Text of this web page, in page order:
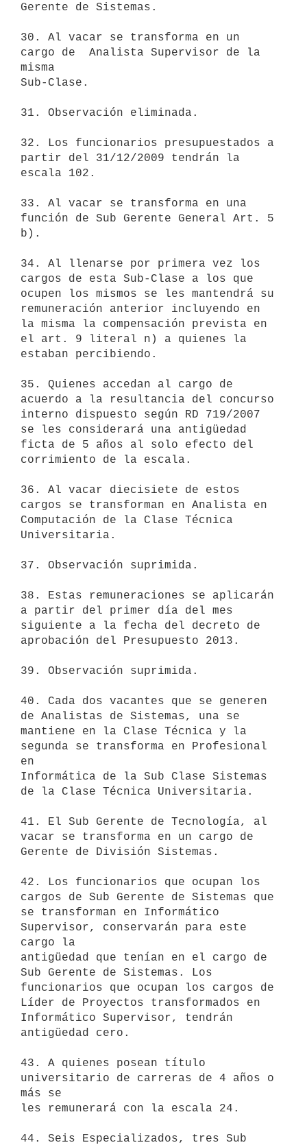
Gerente de Sistemas.
30. Al vacar se transforma en un
cargo de  Analista Supervisor de la
misma
Sub-Clase.
31. Observación eliminada.
32. Los funcionarios presupuestados a
partir del 31/12/2009 tendrán la
escala 102.
33. Al vacar se transforma en una
función de Sub Gerente General Art. 5
b).
34. Al llenarse por primera vez los
cargos de esta Sub-Clase a los que
ocupen los mismos se les mantendrá su
remuneración anterior incluyendo en
la misma la compensación prevista en
el art. 9 literal n) a quienes la
estaban percibiendo.
35. Quienes accedan al cargo de
acuerdo a la resultancia del concurso
interno dispuesto según RD 719/2007
se les considerará una antigüedad
ficta de 5 años al solo efecto del
corrimiento de la escala.
36. Al vacar diecisiete de estos
cargos se transforman en Analista en
Computación de la Clase Técnica
Universitaria.
37. Observación suprimida.
38. Estas remuneraciones se aplicarán
a partir del primer día del mes
siguiente a la fecha del decreto de
aprobación del Presupuesto 2013.
39. Observación suprimida.
40. Cada dos vacantes que se generen
de Analistas de Sistemas, una se
mantiene en la Clase Técnica y la
segunda se transforma en Profesional
en
Informática de la Sub Clase Sistemas
de la Clase Técnica Universitaria.
41. El Sub Gerente de Tecnología, al
vacar se transforma en un cargo de
Gerente de División Sistemas.
42. Los funcionarios que ocupan los
cargos de Sub Gerente de Sistemas que
se transforman en Informático
Supervisor, conservarán para este
cargo la
antigüedad que tenían en el cargo de
Sub Gerente de Sistemas. Los
funcionarios que ocupan los cargos de
Líder de Proyectos transformados en
Informático Supervisor, tendrán
antigüedad cero.
43. A quienes posean título
universitario de carreras de 4 años o
más se
les remunerará con la escala 24.
44. Seis Especializados, tres Sub